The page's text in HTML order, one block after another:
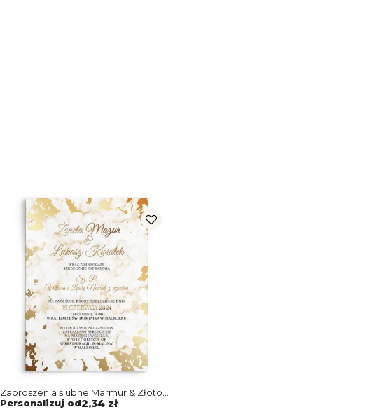
Zaproszenia ślubne Marmur & Złoto -
Motyw 5
Personalizuj od2,34 zł